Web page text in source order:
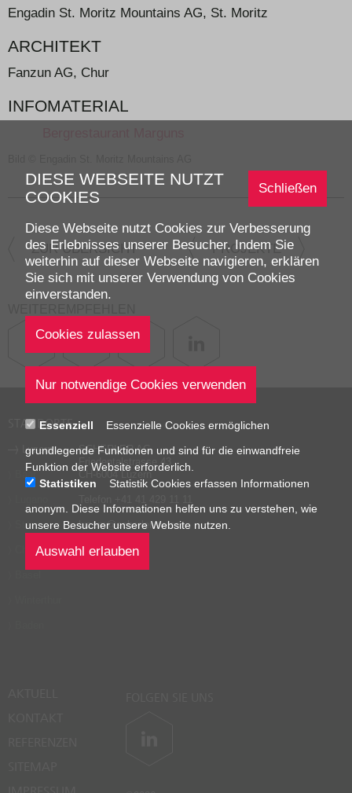
Engadin St. Moritz Mountains AG, St. Moritz
ARCHITEKT
Fanzun AG, Chur
INFOMATERIAL
ZUR ÜBERSICHT PROJEKTE
STANDORTE
Luzern
Baar
Stans
SCHERLER AG
Friedentalstrasse 43
CH-6004 Luzern
luzern@scherler.swiss
Google Maps
Schließen
DIESE WEBSEITE NUTZT
COOKIES
Diese Webseite nutzt Cookies zur Verbesserung
des Erlebnisses unserer Besucher. Indem Sie
weiterhin auf dieser Webseite navigieren, erklären
Sie sich mit unserer Verwendung von Cookies
einverstanden.
Essenziell
Essenzielle Cookies ermöglichen
grundlegende Funktionen und sind für die einwandfreie
Funktion der Website erforderlich.
Statistiken
Statistik Cookies erfassen Informationen
anonym. Diese Informationen helfen uns zu verstehen, wie
unsere Besucher unsere Website nutzen.